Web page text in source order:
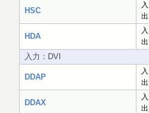
HSC
HDA
入力：DVI
DDAP
DDAX